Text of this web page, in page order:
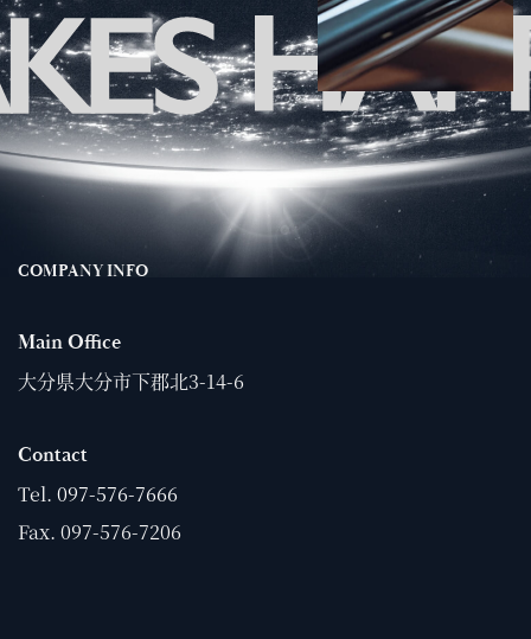
COMPANY INFO
Main Office
大分県大分市下郡北3-14-6
Contact
Tel. 097-576-7666
Fax. 097-576-7206